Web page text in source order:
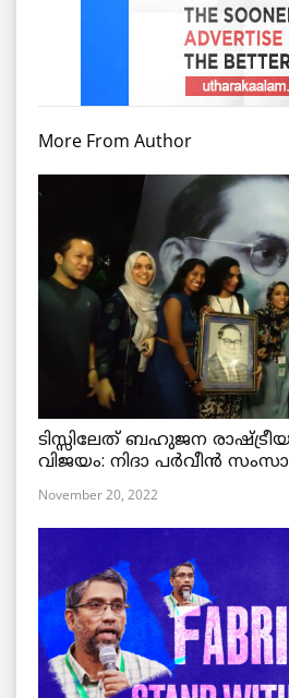
More From Author
ടിസ്സിലേത് ബഹുജന
വിജയം: നിദാ പർവീൻ
November 20, 2022